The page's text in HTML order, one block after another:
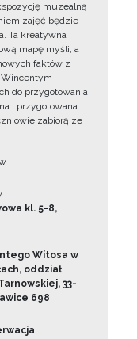
muzealną
zajęć będzie
Ta kreatywna
mapę myśli, a
faktów z
do przygotowania
i przygotowana
zabiorą ze
kl. 5-8,
Witosa w
oddział
33-
698